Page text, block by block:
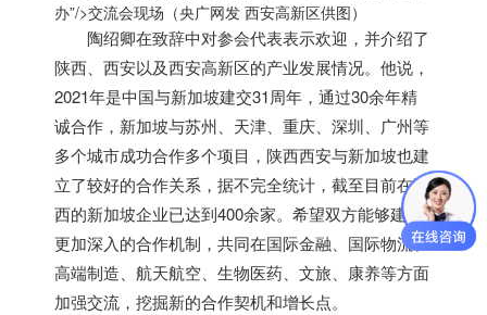
办”/>交流会现场（央广网发 西安高新区供图）
陶绍卿在致辞中对参会代表表示欢迎，并介绍了
陕西、西安以及西安高新区的产业发展情况。他说，
2021年是中国与新加坡建交31周年，通过30余年精
诚合作， 新加坡与苏州、天津、重庆、深圳、广州等
多个城市成功合作多个项目，陕西西安与新加坡也建
立了较好的合作关系，据不完全统计，截至目前在陕
西的新加坡企业已达到400余家。希望双方能够建立
更加深入的合作机制，共同在国际金融、国际物流、
高端制造、航天航空、生物医药、文旅、康养等方面
加强交流，挖掘新的合作契机和增长点。